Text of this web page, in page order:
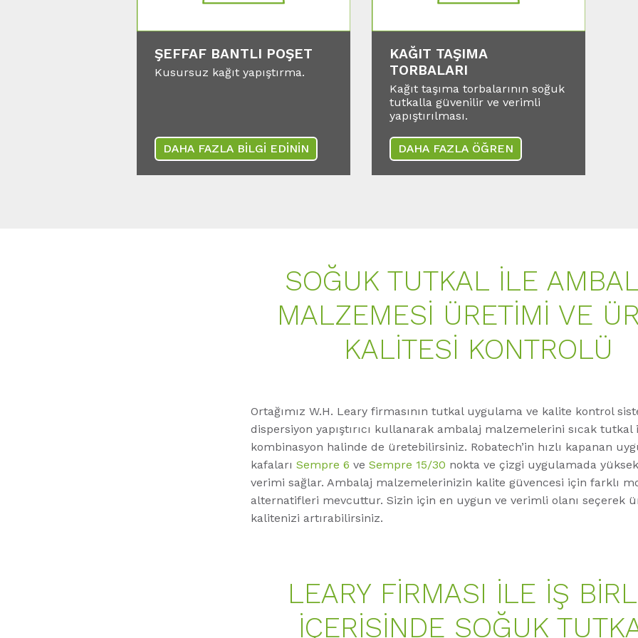
ŞEFFAF BANTLI POŞET
Kusursuz kağıt yapıştırma.
DAHA FAZLA BİLGİ EDİNİN
KAĞIT TAŞIMA
TORBALARI
Kağıt taşıma torbalarının soğuk
tutkalla güvenilir ve verimli
yapıştırılması.
DAHA FAZLA ÖĞREN
SOĞUK TUTKAL İLE
MALZEMESİ ÜRETİMİ VE
KALİTESİ KONTROLÜ
Ortağımız W.H. Leary firmasının tutkal uygulama ve kalite kontrol
dispersiyon yapıştırıcı kullanarak ambalaj malzemelerini sıcak tutkal
kombinasyon halinde de üretebilirsiniz. Robatech’in hızlı kapanan
kafaları Sempre 6 ve Sempre 15/30 nokta ve çizgi uygulamada
verimi sağlar. Ambalaj malzemelerinizin kalite güvencesi için farklı
alternatifleri mevcuttur. Sizin için en uygun ve verimli olanı seçerek
kalitenizi artırabilirsiniz.
LEARY FIRMASI ILE IŞ
IÇERISINDE SOĞUK